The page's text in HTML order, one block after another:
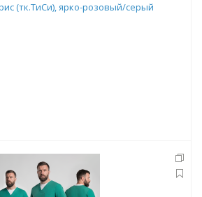
(тк.ТиСи), ярко-розовый/серый